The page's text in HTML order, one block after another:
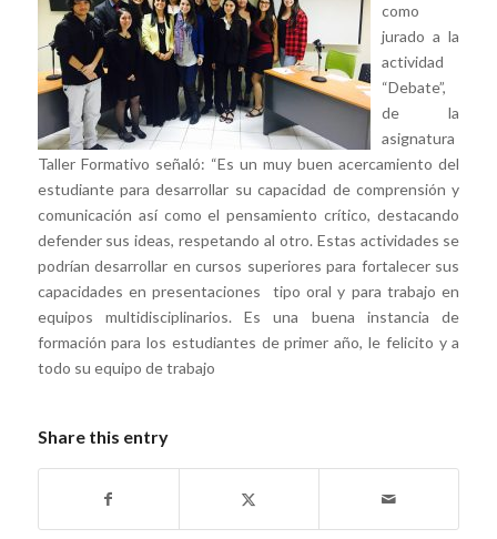
como
jurado a la
actividad
“Debate”,
de la
asignatura
Taller Formativo señaló: “Es un muy buen acercamiento del
estudiante para desarrollar su capacidad de comprensión y
comunicación así como el pensamiento crítico, destacando
defender sus ideas, respetando al otro. Estas actividades se
podrían desarrollar en cursos superiores para fortalecer sus
capacidades en presentaciones tipo oral y para trabajo en
equipos multidisciplinarios. Es una buena instancia de
formación para los estudiantes de primer año, le felicito y a
todo su equipo de trabajo⁠⁠⁠⁠
Share this entry